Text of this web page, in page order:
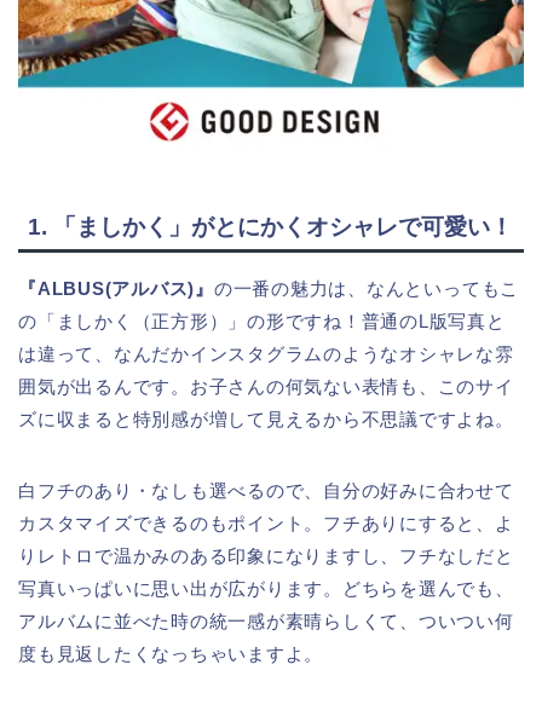
1. 「ましかく」がとにかくオシャレで可愛い！
『ALBUS(アルバス)』 の一番の魅力は、なんといってもこ
の「ましかく（正方形）」の形ですね！普通のL版写真と
は違って、なんだかインスタグラムのようなオシャレな雰
囲気が出るんです。お子さんの何気ない表情も、このサイ
ズに収まると特別感が増して見えるから不思議ですよね。
白フチのあり・なしも選べるので、自分の好みに合わせて
カスタマイズできるのもポイント。フチありにすると、よ
りレトロで温かみのある印象になりますし、フチなしだと
写真いっぱいに思い出が広がります。どちらを選んでも、
アルバムに並べた時の統一感が素晴らしくて、ついつい何
度も見返したくなっちゃいますよ。